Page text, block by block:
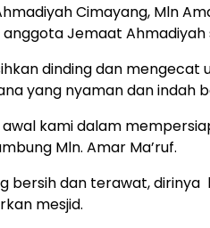
Cimayang, Mln
Jemaat
dinding dan mengecat
yang nyaman dan indah
awal kami dalam
Mln. Amar Ma’ruf.
bersih dan terawat,
mesjid.